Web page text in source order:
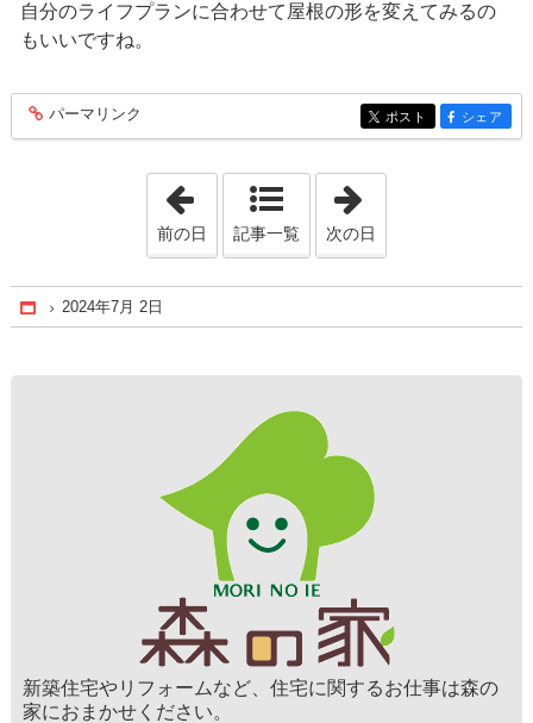
自分のライフプランに合わせて屋根の形を変えてみるの
もいいですね。
entry379
パーマリンク entry379
ポスト entry379
シェア
「2024年6月17日」
前の日 記事一覧 次の日
Home
2024年7月 2日
新築住宅やリフォームなど、住宅に関するお仕事は森の
家におまかせください。